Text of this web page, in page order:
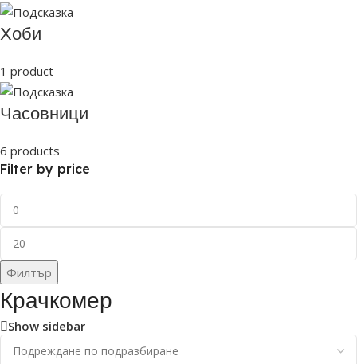
Хоби
1 product
Часовници
6 products
Filter by price
Филтър
Крачкомер
Show sidebar